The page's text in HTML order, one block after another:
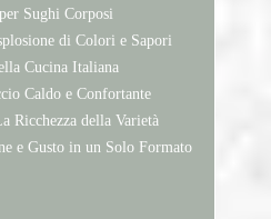
Sughi Corposi
di Colori e Sapori
Cucina Italiana
Caldo e Confortante
Ricchezza della Varietà
e Gusto in un Solo Formato